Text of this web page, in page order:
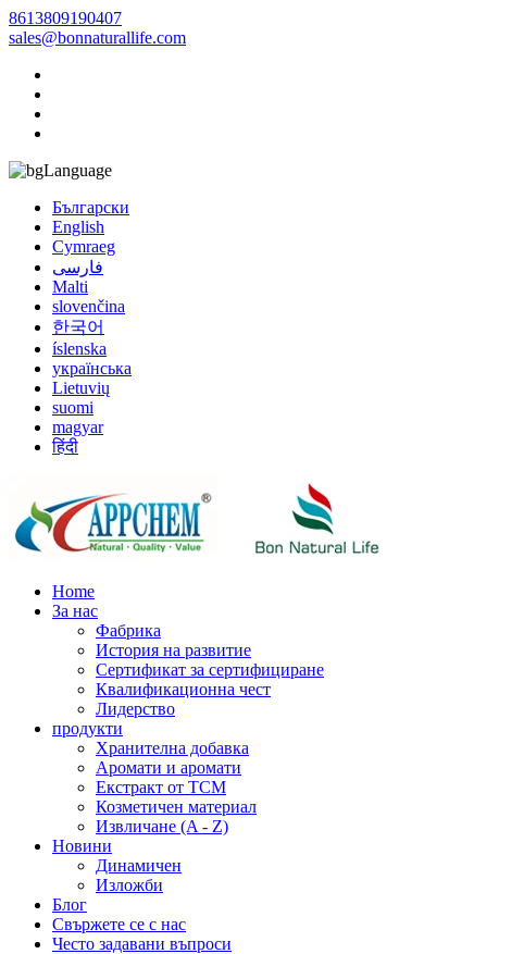
8613809190407
sales@bonnaturallife.com
Language
Български
English
Cymraeg
فارسی
Malti
slovenčina
한국어
íslenska
українська
Lietuvių
suomi
magyar
हिंदी
Home
За нас
Фабрика
История на развитие
Сертификат за сертифициране
Квалификационна чест
Лидерство
продукти
Хранителна добавка
Аромати и аромати
Екстракт от TCM
Козметичен материал
Извличане (A - Z)
Новини
Динамичен
Изложби
Блог
Свържете се с нас
Често задавани въпроси